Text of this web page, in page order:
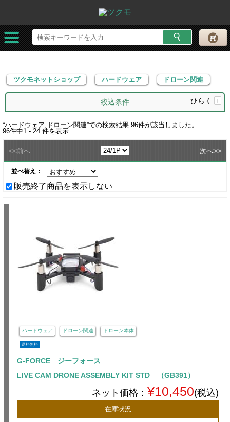
ツクモネットショップ ハードウェア ドローン関連
ツクモネットショップ ハードウェア ドローン関連
絞込条件 ひらく +
“ハードウェア,ドローン関連”での検索結果 96件が該当しました。
96件中1 - 24 件を表示
<<前へ 次へ>>
並べ替え：
販売終了商品を表示しない
ハードウェア ドローン関連 ドローン本体
送料無料
G-FORCE ジーフォース
LIVE CAM DRONE ASSEMBLY KIT STD （GB391）
ネット価格： ¥10,450(税込)
在庫状況